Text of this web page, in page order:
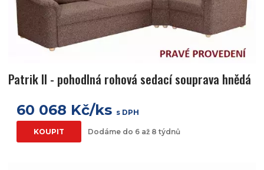
Patrik II - pohodlná rohová sedací souprava hnědá
60 068 Kč/ks s DPH
KOUPIT Dodáme do 6 až 8 týdnů